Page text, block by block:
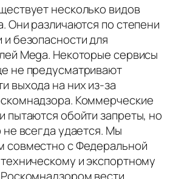
несколько видов
Они различаются по степени
безопасности для
Mega. Некоторые сервисы
не предусматривают
выхода на них из-за
Коммерческие
пытаются обойти запреты, но
не всегда удается. Мы
совместно с Федеральной
и экспортному
вести